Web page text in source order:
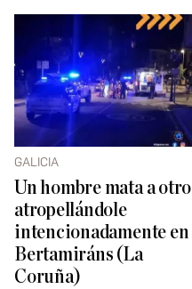
GALICIA
Un hombre mata a otro
atropellándole
intencionadamente en
Bertamiráns (La
Coruña)